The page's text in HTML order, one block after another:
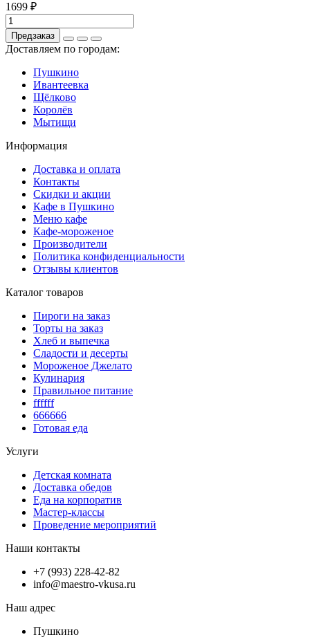
1699 ₽
Предзаказ
Доставляем по городам:
Пушкино
Ивантеевка
Щёлково
Королёв
Мытищи
Информация
Доставка и оплата
Контакты
Скидки и акции
Кафе в Пушкино
Меню кафе
Кафе-мороженое
Производители
Политика конфиденциальности
Отзывы клиентов
Каталог товаров
Пироги на заказ
Торты на заказ
Хлеб и выпечка
Сладости и десерты
Мороженое Джелато
Кулинария
Правильное питание
ffffff
666666
Готовая еда
Услуги
Детская комната
Доставка обедов
Еда на корпоратив
Мастер-классы
Проведение мероприятий
Наши контакты
+7 (993) 228-42-82
info@maestro-vkusa.ru
Наш адрес
Пушкино